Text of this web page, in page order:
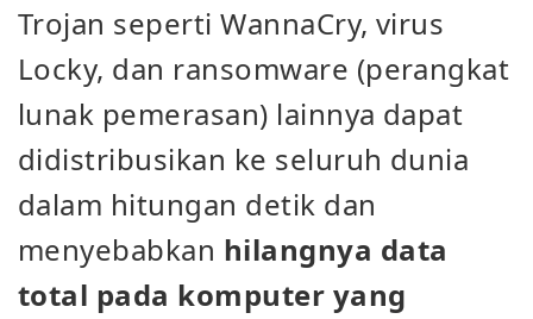
Trojan seperti WannaCry, virus
Locky, dan ransomware (perangkat
lunak pemerasan) lainnya dapat
didistribusikan ke seluruh dunia
dalam hitungan detik dan
menyebabkan hilangnya data
total pada komputer yang